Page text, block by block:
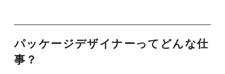
パッケージデザイナーってどんな仕
事？